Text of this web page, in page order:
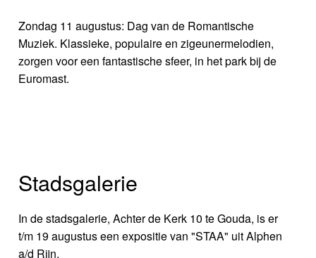
Zondag 11 augustus: Dag van de Romantische
Muziek. Klassieke, populaire en zigeunermelodien,
zorgen voor een fantastische sfeer, in het park bij de
Euromast.
Stadsgalerie
In de stadsgalerie, Achter de Kerk 10 te Gouda, is er
t/m 19 augustus een expositie van "STAA" uit Alphen
a/d Rijn.